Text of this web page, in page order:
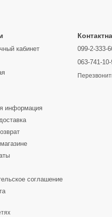
кабинет
информация
соглашение
099-2-333-
063-741-